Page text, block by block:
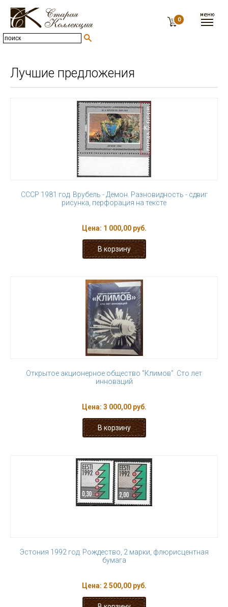
0
Лучшие предложения
СССР 1981 год. Врубель - Демон. Разновидность - сдвиг
рисунка, перфорация на тексте
Цена: 1 000,00 руб.
Открытое акционерное общество "Климов". Сто лет
инноваций
Цена: 3 000,00 руб.
Эстония 1992 год. Рождество, 2 марки, флюрисцентная
бумага
Цена: 2 500,00 руб.